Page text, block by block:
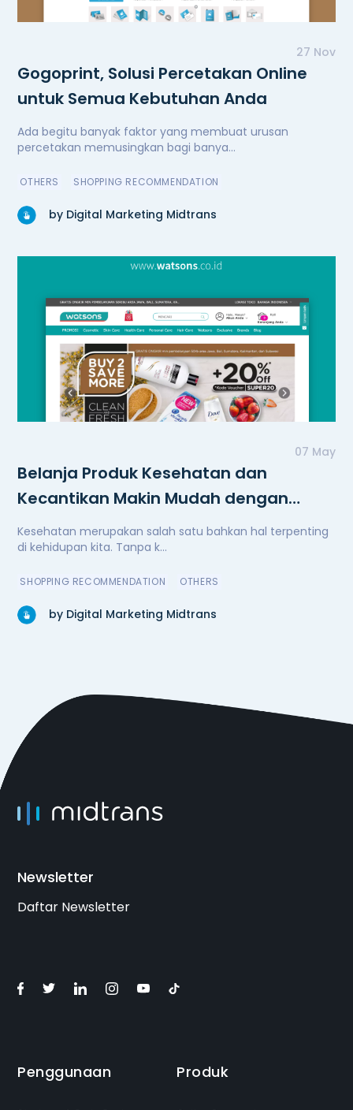
27 Nov
Gogoprint, Solusi Percetakan Online
untuk Semua Kebutuhan Anda
Ada begitu banyak faktor yang membuat urusan
percetakan memusingkan bagi banya...
OTHERS SHOPPING RECOMMENDATION
by Digital Marketing Midtrans
07 May
Belanja Produk Kesehatan dan
Kecantikan Makin Mudah dengan
Watsons
Kesehatan merupakan salah satu bahkan hal terpenting
di kehidupan kita. Tanpa k...
SHOPPING RECOMMENDATION OTHERS
by Digital Marketing Midtrans
Newsletter
Daftar Newsletter
Penggunaan Produk